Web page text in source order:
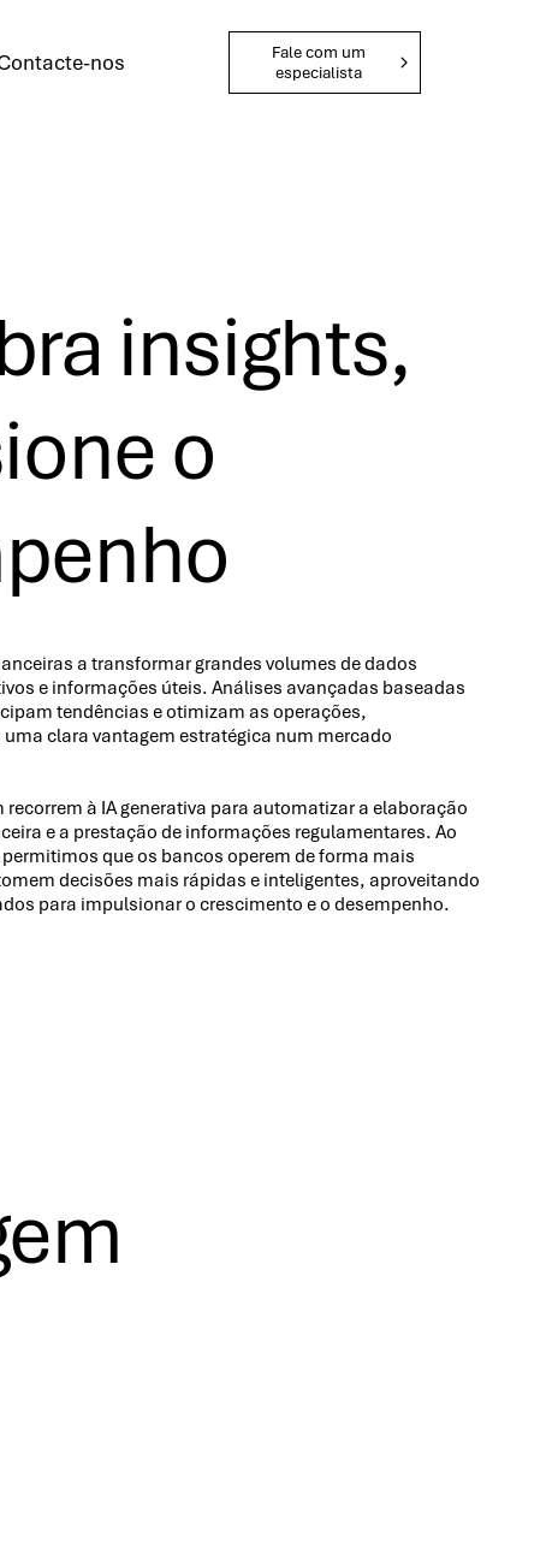
Fale com um
especialista
nos
insights,
o
a transformar grandes volumes de dados
e informações úteis. Análises avançadas baseadas
tendências e otimizam as operações,
clara vantagem estratégica num mercado
à IA generativa para automatizar a elaboração
e a prestação de informações regulamentares. Ao
que os bancos operem de forma mais
decisões mais rápidas e inteligentes, aproveitando
para impulsionar o crescimento e o desempenho.